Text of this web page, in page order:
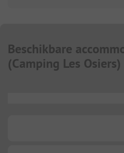
Beschikbare
(Camping Les Osiers)